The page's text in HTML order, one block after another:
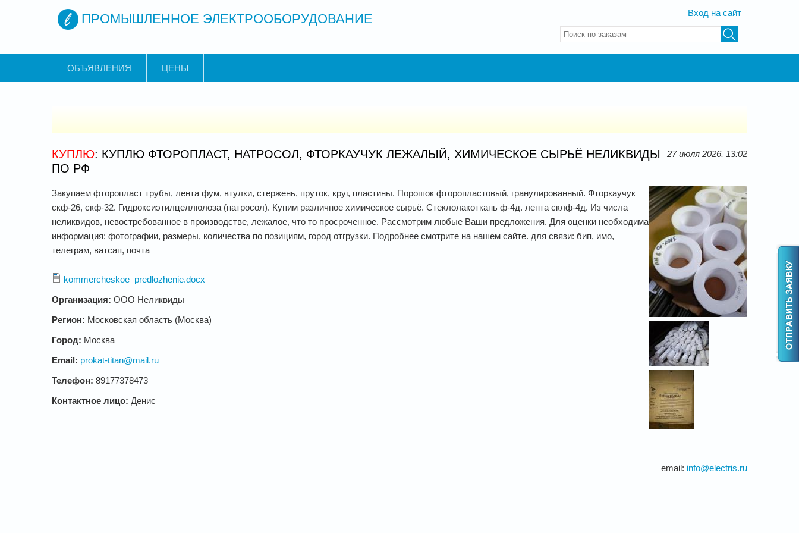
ПРОМЫШЛЕННОЕ ЭЛЕКТРООБОРУДОВАНИЕ Вход на сайт
Введите ключевые слова для поиска
ОБЪЯВЛЕНИЯ ЦЕНЫ
27 июля 2026, 13:02
КУПЛЮ: КУПЛЮ ФТОРОПЛАСТ, НАТРОСОЛ, ФТОРКАУЧУК ЛЕЖАЛЫЙ, ХИМИЧЕСКОЕ СЫРЬЁ НЕЛИКВИДЫ
ПО РФ
Закупаем фторопласт трубы, лента фум, втулки, стержень, пруток, круг, пластины. Порошок фторопластовый, гранулированный. Фторкаучук
скф-26, скф-32. Гидроксиэтилцеллюлоза (натросол). Купим различное химическое сырьё. Стеклолакоткань ф-4д. лента склф-4д. Из числа
неликвидов, невостребованное в производстве, лежалое, что то просроченное. Рассмотрим любые Ваши предложения. Для оценки необходима
информация: фотографии, размеры, количества по позициям, город отгрузки. Подробнее смотрите на нашем сайте. для связи: бип, имо,
телеграм, ватсап, почта
kommercheskoe_predlozhenie.docx
Организация: ООО Неликвиды
Регион: Московская область (Москва)
Город: Москва
Email: prokat-titan@mail.ru
Телефон: 89177378473
Контактное лицо: Денис
email: info@electris.ru